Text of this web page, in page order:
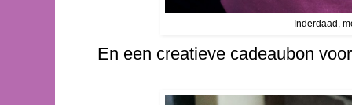
Inderdaad,
En een creatieve cadeaubon